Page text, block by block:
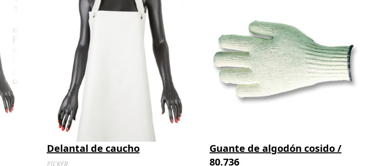
Delantal de caucho
EICKER
Guante de algodón cosido /
80.736